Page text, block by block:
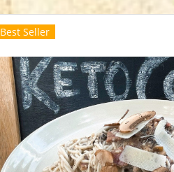
Best Seller